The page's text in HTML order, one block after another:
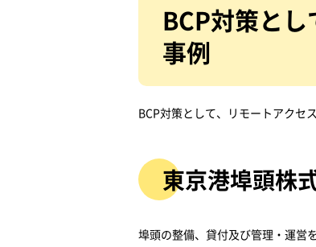
BCP対策と
事例
BCP対策として、リモートアクセ
東京港埠頭株
埠頭の整備、貸付及び管理・運営